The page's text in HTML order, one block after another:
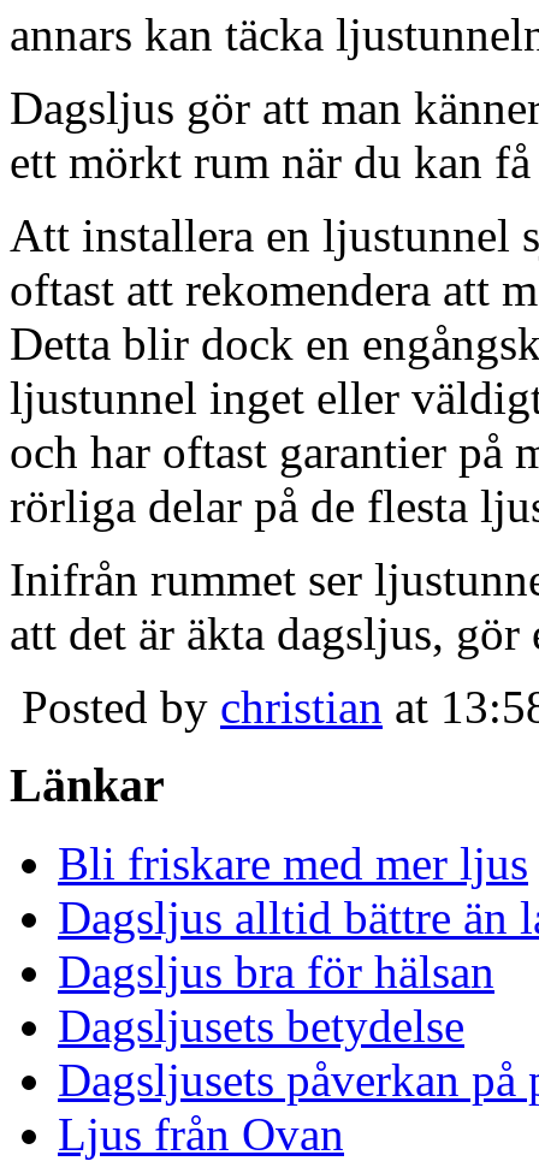
annars kan täcka
Dagsljus gör att man
ett mörkt rum när du kan
Att installera en ljustunnel
oftast att rekomendera att
Detta blir dock en
ljustunnel inget eller
och har oftast garantier på
rörliga delar på de flesta
Inifrån rummet ser
att det är äkta dagsljus,
Posted by christian at
Länkar
Bli friskare med mer ljus
Dagsljus alltid bättre än
Dagsljus bra för hälsan
Dagsljusets betydelse
Dagsljusets påverkan på
Ljus från Ovan